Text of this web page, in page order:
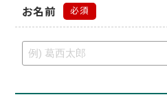
お名前 必須